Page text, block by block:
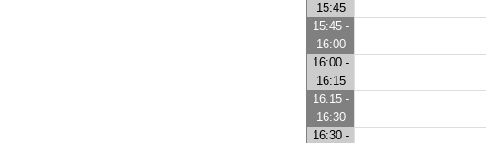
15:45
15:45 -
16:00
16:00 -
16:15
16:15 -
16:30
16:30 -